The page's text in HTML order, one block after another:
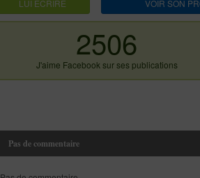
LUI ECRIRE VOIR SON
2506
J'aime Facebook sur ses publications
Pas de commentaire